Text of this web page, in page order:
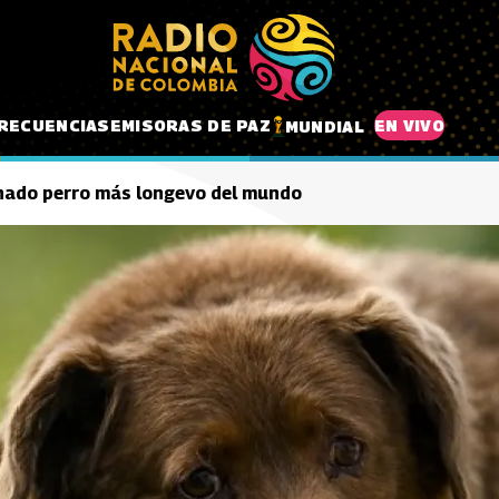
EMISORAS DE PAZ MUNDIAL EN VIVO
perro más longevo del mundo